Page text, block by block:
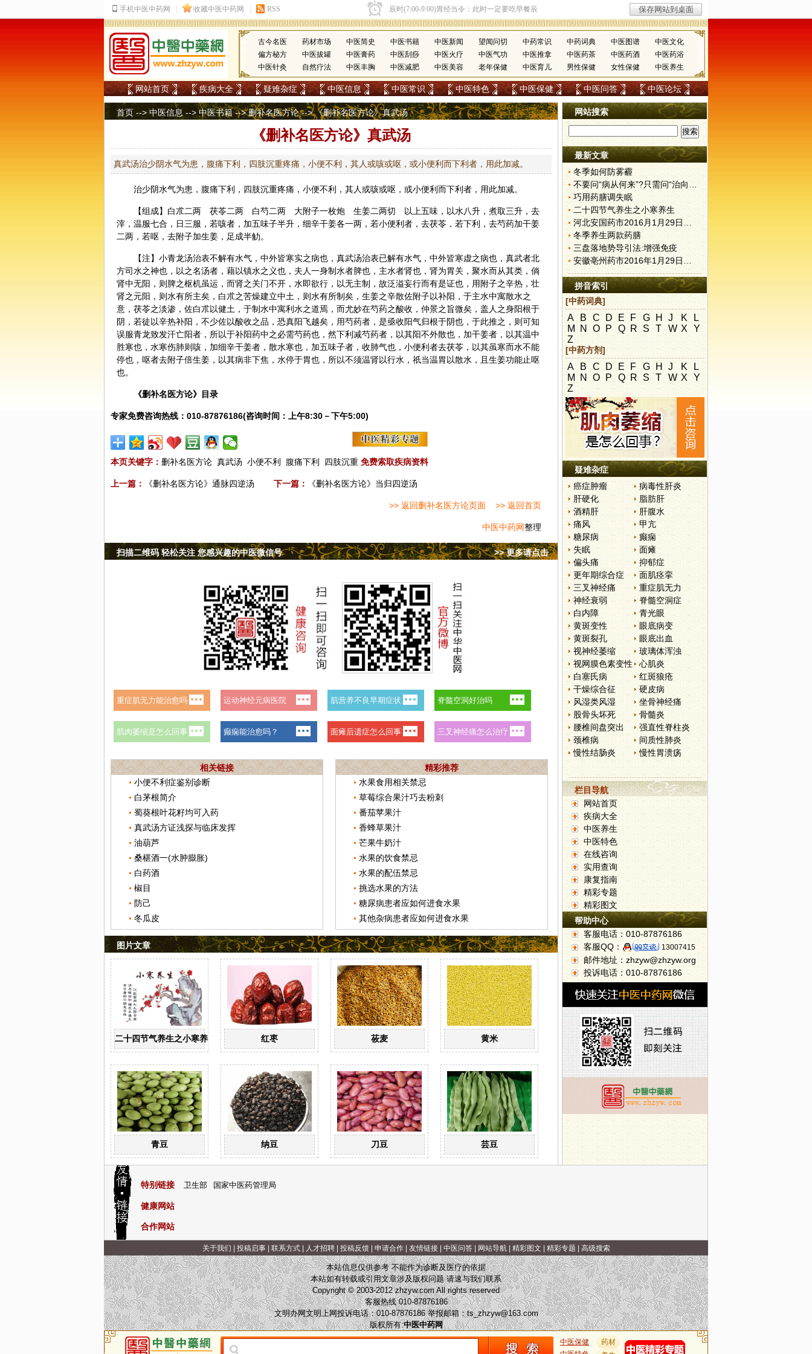
古今名医 药材市场 中医简史 中医书籍 中医新闻 望闻问切 中药常识 中药词典 中医图谱
中医文化
偏方秘方
中医拔罐 中医膏药 中医刮痧 中医火疗 中医气功 中医推拿 中医药茶 中医药酒
中医药浴
中医针灸
自然疗法 中医丰胸 中医减肥 中医美容 老年保健 中医育儿 男性保健 女性保健 中医养生
网站首页 疾病大全 疑难杂症 中医信息 中医常识 中医特色 中医保健 中医问答 中医论坛
首页 -->中医信息 -->中医书籍-->删补名医方论--> 《删补名医方论》真武汤
《删补名医方论》真武汤
真武汤治少阴水气为患，腹痛下利，四肢沉重疼痛，小便不利，其人或咳或呕，或小便利而下利者，用此加减。
治少阴水气为患，腹痛下利，四肢沉重疼痛，小便不利，其人或咳或呕，或小便利而下利者，用此加减。
【组成】白朮二两 茯苓二两 白芍二两 大附子一枚炮 生姜二两切 以上五味，以水八升，煮取三升，去
滓，温服七合，日三服，若咳者，加五味子半升， 细辛干姜各一两，若小便利者，去茯苓，若下利，去芍药加干姜
二两，若呕，去附子加生姜，足成半觔。
【注】小青龙汤治表不解有水气，中外皆寒实之病也，真武汤治表已解有水气，中外皆寒虚之病也，真武者北
方司水之神也，以之名汤者，藉以镇水之义也，夫人一身制水者脾也，主水者肾也，肾为胃关，聚水而从其类，倘
肾中无阳，则脾之枢机虽运，而肾之关门不开，水即欲行，以无主制，故泛溢妄行而有是证也，用附子之辛热，壮
肾之元阳，则水有所主矣，白朮之苦燥建立中土，则水有所制矣，生姜之辛散佐附子以补阳，于主水中寓散水之
意，茯苓之淡渗，佐白朮以健土，于制水中寓利水之道焉，而尤妙在芍药之酸收，仲景之旨微矣，盖人之身阳根于
阴，若徒以辛热补阳，不少佐以酸收之品，恐真阳飞越矣，用芍药者，是亟收阳气归根于阴也，于此推之，则可知
误服青龙致发汗亡阳者，所以于补阳药中之必需芍药也，然下利减芍药者，以其阳不外散也，加干姜者，以其温中
胜寒也，水寒伤肺则咳，加细辛干姜者，散水寒也，加五味子者，收肺气也，小便利者去茯苓，以其虽寒而水不能
停也，呕者去附子倍生姜，以其病非下焦，水停于胃也，所以不须温肾以行水，祇当温胃以散水，且生姜功能止呕
也。
《删补名医方论》目录
专家免费咨询热线：010-87876186(咨询时间：上午8:30－下午5:00)
本页关键字： 删补名医方论 真武汤 小便不利 腹痛下利 四肢沉重 免费索取疾病资料
上一篇： 《删补名医方论》通脉四逆汤 下一篇： 《删补名医方论》当归四逆汤
>> 返回删补名医方论页面 >> 返回首页
中医中药网整理
>> 更多请点击
扫描二维码 轻松关注 您感兴趣的中医微信号
相关链接
小便不利症鉴别诊断
白茅根简介
蜀葵根叶花籽均可入药
真武汤方证浅探与临床发挥
油葫芦
桑椹酒一(水肿臌胀)
白药酒
椒目
防己
冬瓜皮
精彩推荐
水果食用相关禁忌
草莓综合果汁巧去粉刺
番茄苹果汁
香蜂草果汁
芒果牛奶汁
水果的饮食禁忌
水果的配伍禁忌
挑选水果的方法
糖尿病患者应如何进食水果
其他杂病患者应如何进食水果
图片文章
二十四节气养生之小寒养生 红枣 莜麦 黄米
青豆 纳豆 刀豆 芸豆
网站搜索
最新文章
冬季如何防雾霾
不要问“病从何来”?只需问“治向何去”?
巧用药膳调失眠
二十四节气养生之小寒养生
河北安国药市2016月1月29日快讯
冬季养生两款药膳
三盘落地势导引法:增强免疫
安徽亳州药市2016年1月29日快讯
拼音索引
[中药词典]
A B C D E F G H J K
L
M N O P Q R S T W X
Y
Z
[中药方剂]
A B C D E F G H J K
L
M N O P Q R S T W X
Y
Z
疑难杂症
癌症肿瘤
病毒性肝炎
肝硬化
脂肪肝
酒精肝
肝腹水
痛风
甲亢
糖尿病
癫痫
失眠
面瘫
偏头痛
抑郁症
更年期综合症
面肌痉挛
三叉神经痛
重症肌无力
神经衰弱
脊髓空洞症
白内障
青光眼
黄斑变性
眼底病变
黄斑裂孔
眼底出血
视神经萎缩
玻璃体浑浊
视网膜色素变性
心肌炎
白塞氏病
红斑狼疮
干燥综合征
硬皮病
风湿类风湿
坐骨神经痛
股骨头坏死
骨髓炎
腰椎间盘突出
强直性脊柱炎
颈椎病
间质性肺炎
慢性结肠炎
慢性胃溃疡
栏目导航
网站首页
疾病大全
中医养生
中医特色
在线咨询
实用查询
康复指南
精彩专题
精彩图文
帮助中心
客服电话：010-87876186
客服QQ：
13007415
邮件地址：zhzyw@zhzyw.org
投诉电话：010-87876186
特别链接 卫生部 国家中医药管理局
健康网站
合作网站
关于我们 投稿启事| 联系方式| 人才招聘| 投稿反馈| 申请合作| 友情链接| 中医问答| 网站导航| 精彩图文 精彩专题 高级搜索
本站信息仅供参考 不能作为诊断及医疗的依据
本站如有转载或引用文章涉及版权问题 请速与我们联系
Copyright © 2003-2012 zhzyw.com All rights reserved
客服热线 010-87876186
文明办网文明上网投诉电话：010-87876186 举报邮箱：ts_zhzyw@163.com
版权所有:中医中药网
中医保健
药材